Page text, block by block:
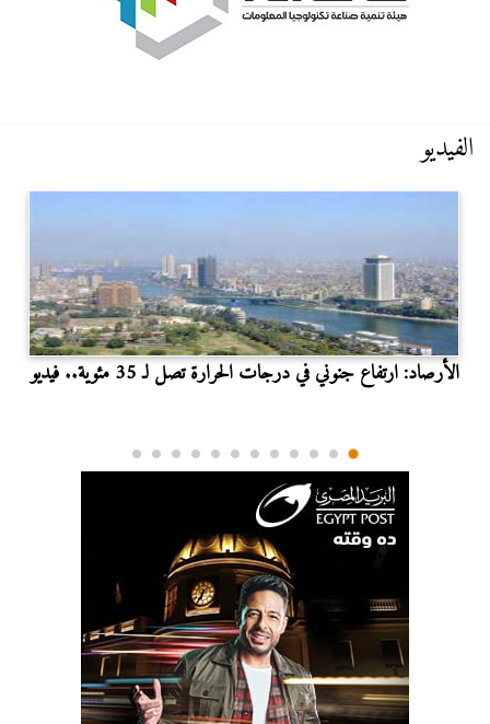
الفيديو
الأرصاد: ارتفاع جنوني في درجات الحرارة تصل لـ 35 مئوية.. فيديو